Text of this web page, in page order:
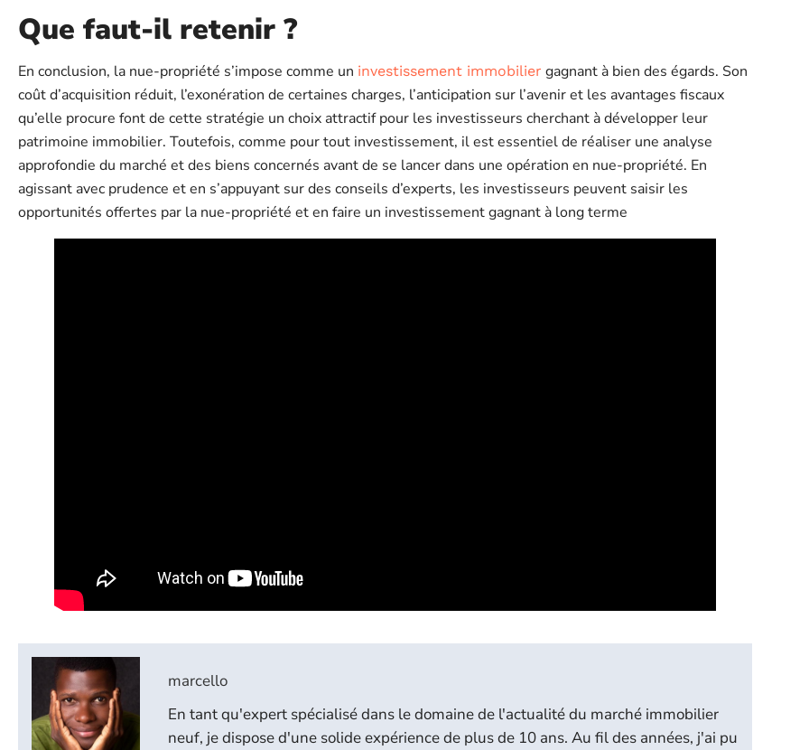
Que faut-il retenir ?
En conclusion, la nue-propriété s’impose comme un investissement immobilier gagnant à bien des égards. Son
coût d’acquisition réduit, l’exonération de certaines charges, l’anticipation sur l’avenir et les avantages fiscaux
qu’elle procure font de cette stratégie un choix attractif pour les investisseurs cherchant à développer leur
patrimoine immobilier. Toutefois, comme pour tout investissement, il est essentiel de réaliser une analyse
approfondie du marché et des biens concernés avant de se lancer dans une opération en nue-propriété. En
agissant avec prudence et en s’appuyant sur des conseils d’experts, les investisseurs peuvent saisir les
opportunités offertes par la nue-propriété et en faire un investissement gagnant à long terme
marcello
En tant qu'expert spécialisé dans le domaine de l'actualité du marché immobilier
neuf, je dispose d'une solide expérience de plus de 10 ans. Au fil des années, j'ai pu